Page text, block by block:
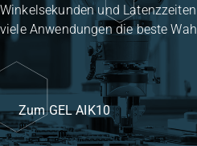
Winkelsekunden und
viele Anwendungen die beste
Zum GEL AIK10